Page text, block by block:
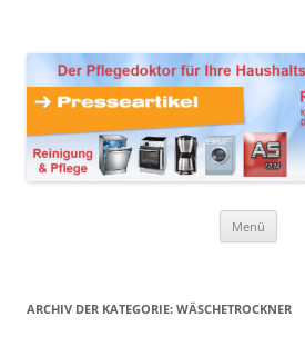
Reinigungsprodukte
Menü
ARCHIV DER KATEGORIE: WÄSCHETROCKNER